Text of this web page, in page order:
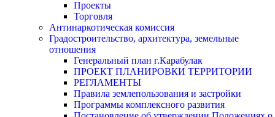
Проекты
Торговля
Антинаркотическая комиссия
Градостроительство, архитектура, земельные
отношения
Генеральный план г.Карабулак
ПРОЕКТ ПЛАНИРОВКИ ТЕРРИТОРИИ
РЕГЛАМЕНТЫ
Правила землепользования и застройки
Программы комплексного развития